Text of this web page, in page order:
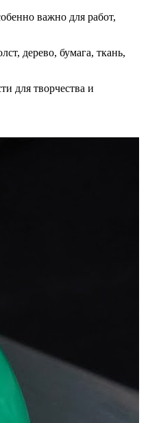
важно для работ,
дерево, бумага, ткань,
для творчества и